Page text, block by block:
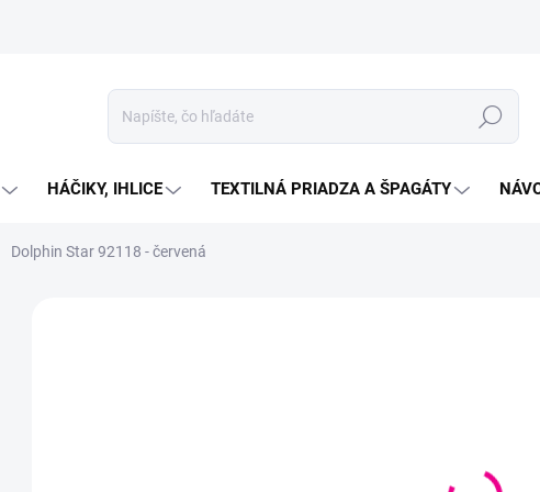
Hľadať
HÁČIKY, IHLICE TEXTILNÁ PRIADZA A ŠPAGÁTY
Dolphin Star 92118 - červená